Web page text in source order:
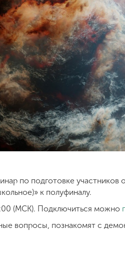
по подготовке
к полуфиналу.
(МСК). Подключиться можно
вопросы, познакомят с